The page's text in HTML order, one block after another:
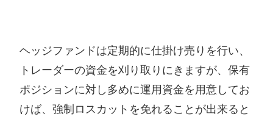
ヘッジファンドは定期的に仕掛け売りを行い、
トレーダーの資金を刈り取りにきますが、保有
ポジションに対し多めに運用資金を用意してお
けば、強制ロスカットを免れることが出来ると